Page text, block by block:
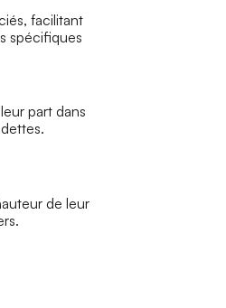
facilitant
spécifiques
part dans
de leur